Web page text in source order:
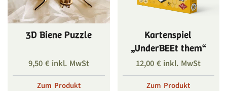
3D Biene Puzzle
9,50 €inkl. MwSt
Zum Produkt
Kartenspiel
„UnderBEEt them“
12,00€ inkl. MwSt
Zum Produkt